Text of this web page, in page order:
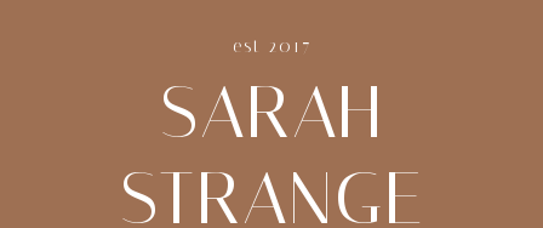
est 2017
SARAH
STRANGE